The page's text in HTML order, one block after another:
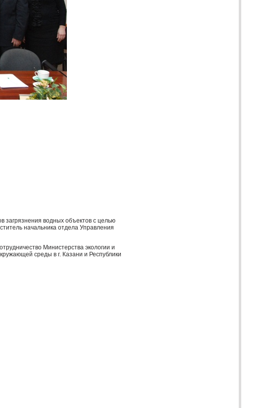
загрязнения водных объектов с целью
начальника отдела Управления
Министерства экологии и
среды в г. Казани и Республики